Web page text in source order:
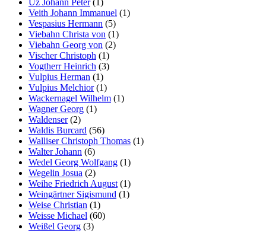
Veith Johann Immanuel (1)
Vespasius Hermann (5)
Viebahn Christa von (1)
Viebahn Georg von (2)
Vischer Christoph (1)
Vogtherr Heinrich (3)
Vulpius Herman (1)
Vulpius Melchior(1)
Wackernagel Wilhelm (1)
Wagner Georg (1)
Waldenser(2)
Waldis Burcard (56)
Walliser Christoph Thomas (1)
Walter Johann (6)
Wedel Georg Wolfgang (1)
Wegelin Josua (2)
Weihe Friedrich August (1)
Weingärtner Sigismund (1)
Weise Christian (1)
Weisse Michael (60)
Weißel Georg (3)